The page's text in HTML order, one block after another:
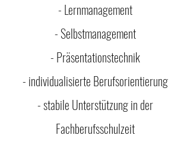
- Lernmanagement
- Selbstmanagement
- Präsentationstechnik​
- individualisierte Berufsorientierung
- stabile Unterstützung in der
Fachberufsschulzeit